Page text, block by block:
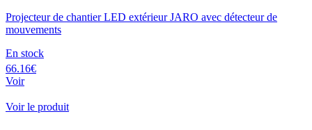
Projecteur de chantier LED extérieur JARO avec détecteur de
mouvements
En stock
66.16€
Voir
Voir le produit